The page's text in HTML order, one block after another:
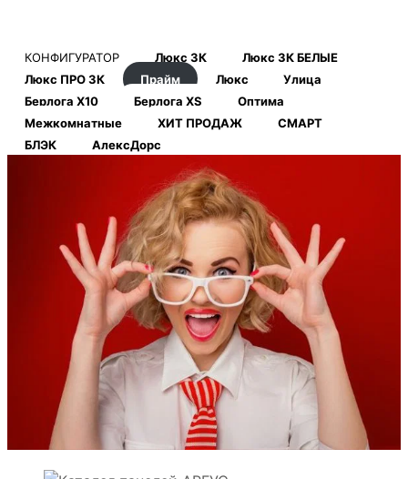
КОНФИГУРАТОР Люкс 3К
Люкс 3К БЕЛЫЕ
Люкс ПРО 3К
Прайм Люкс
Улица
Берлога Х10
Берлога XS
Оптима
Межкомнатные
ХИТ ПРОДАЖ
СМАРТ
БЛЭК
АлексДорс